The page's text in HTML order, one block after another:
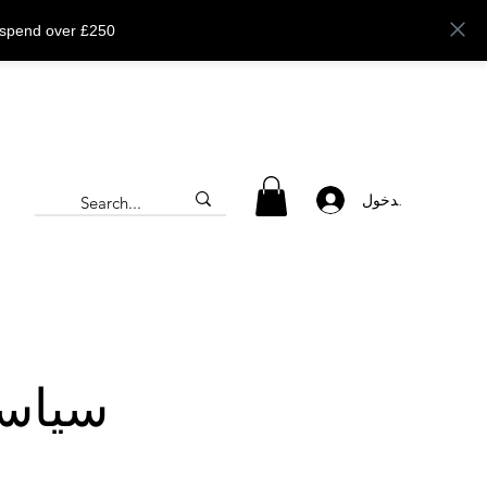
over £250
تسجيل الدخول